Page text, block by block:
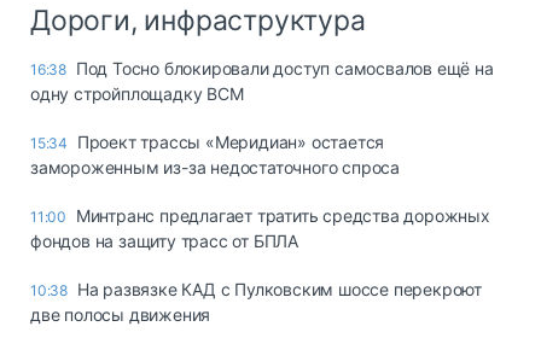
Дороги, инфраструктура
16:38 Под Тосно блокировали доступ самосвалов ещё на
одну стройплощадку ВСМ
15:34
Проект трассы «Меридиан» остается
замороженным из-за недостаточного спроса
11:00
Минтранс предлагает тратить средства дорожных
фондов на защиту трасс от БПЛА
10:38 На развязке КАД с Пулковским шоссе перекроют
две полосы движения